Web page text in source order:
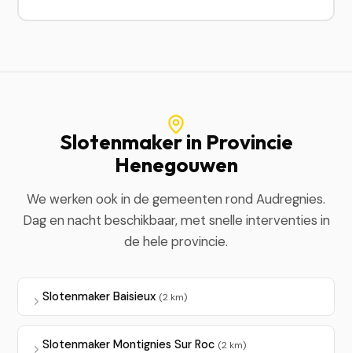
Slotenmaker in Provincie
Henegouwen
We werken ook in de gemeenten rond Audregnies.
Dag en nacht beschikbaar, met snelle interventies in
de hele provincie.
Slotenmaker Baisieux (2 km)
Slotenmaker Montignies Sur Roc (2 km)